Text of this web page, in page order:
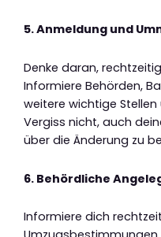
5. Anmeldung und
Denke daran,
Informiere Behörden,
weitere wichtige
Vergiss nicht, auch
über die Änderung zu
6. Behördliche
Informiere dich